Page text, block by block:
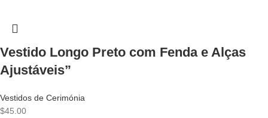
Vestido Longo Preto com Fenda e Alças
Ajustáveis”
Vestidos de Cerimónia
$45.00